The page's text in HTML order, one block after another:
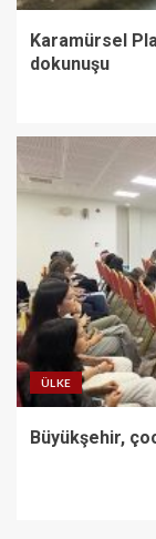
Karamürsel
dokunuşu
ÜLKE
Büyükşehir,